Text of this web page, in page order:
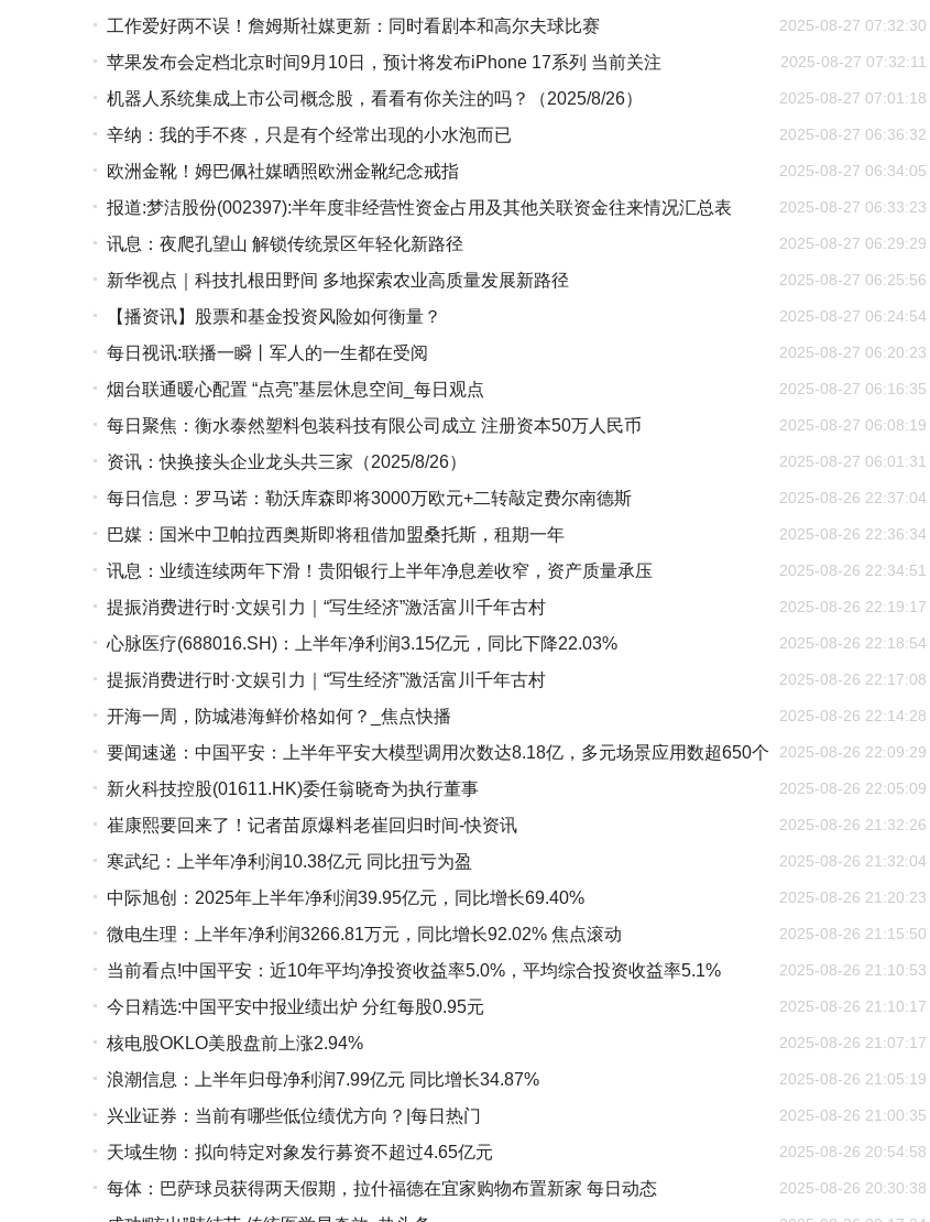
2025-08-27 07:32:30
工作爱好两不误！詹姆斯社媒更新：同时看剧本和高尔夫球比赛
2025-08-27 07:32:11
苹果发布会定档北京时间9月10日，预计将发布iPhone 17系列 当前关注
2025-08-27 07:01:18
机器人系统集成上市公司概念股，看看有你关注的吗？（2025/8/26）
2025-08-27 06:36:32
辛纳：我的手不疼，只是有个经常出现的小水泡而已
2025-08-27 06:34:05
欧洲金靴！姆巴佩社媒晒照欧洲金靴纪念戒指
2025-08-27 06:33:23
报道:梦洁股份(002397):半年度非经营性资金占用及其他关联资金往来情况汇总表
2025-08-27 06:29:29
讯息：夜爬孔望山 解锁传统景区年轻化新路径
2025-08-27 06:25:56
新华视点｜科技扎根田野间 多地探索农业高质量发展新路径
2025-08-27 06:24:54
【播资讯】股票和基金投资风险如何衡量？
2025-08-27 06:20:23
每日视讯:联播一瞬丨军人的一生都在受阅
2025-08-27 06:16:35
烟台联通暖心配置 “点亮”基层休息空间_每日观点
2025-08-27 06:08:19
每日聚焦：衡水泰然塑料包装科技有限公司成立 注册资本50万人民币
2025-08-27 06:01:31
资讯：快换接头企业龙头共三家（2025/8/26）
2025-08-26 22:37:04
每日信息：罗马诺：勒沃库森即将3000万欧元+二转敲定费尔南德斯
2025-08-26 22:36:34
巴媒：国米中卫帕拉西奥斯即将租借加盟桑托斯，租期一年
2025-08-26 22:34:51
讯息：业绩连续两年下滑！贵阳银行上半年净息差收窄，资产质量承压
2025-08-26 22:19:17
提振消费进行时·文娱引力｜“写生经济”激活富川千年古村
2025-08-26 22:18:54
心脉医疗(688016.SH)：上半年净利润3.15亿元，同比下降22.03%
2025-08-26 22:17:08
提振消费进行时·文娱引力｜“写生经济”激活富川千年古村
2025-08-26 22:14:28
开海一周，防城港海鲜价格如何？_焦点快播
2025-08-26 22:09:29
要闻速递：中国平安：上半年平安大模型调用次数达8.18亿，多元场景应用数超650个
2025-08-26 22:05:09
新火科技控股(01611.HK)委任翁晓奇为执行董事
2025-08-26 21:32:26
崔康熙要回来了！记者苗原爆料老崔回归时间-快资讯
2025-08-26 21:32:04
寒武纪：上半年净利润10.38亿元 同比扭亏为盈
2025-08-26 21:20:23
中际旭创：2025年上半年净利润39.95亿元，同比增长69.40%
2025-08-26 21:15:50
微电生理：上半年净利润3266.81万元，同比增长92.02% 焦点滚动
2025-08-26 21:10:53
当前看点!中国平安：近10年平均净投资收益率5.0%，平均综合投资收益率5.1%
2025-08-26 21:10:17
今日精选:中国平安中报业绩出炉 分红每股0.95元
2025-08-26 21:07:17
核电股OKLO美股盘前上涨2.94%
2025-08-26 21:05:19
浪潮信息：上半年归母净利润7.99亿元 同比增长34.87%
2025-08-26 21:00:35
兴业证券：当前有哪些低位绩优方向？|每日热门
2025-08-26 20:54:58
天域生物：拟向特定对象发行募资不超过4.65亿元
2025-08-26 20:30:38
每体：巴萨球员获得两天假期，拉什福德在宜家购物布置新家 每日动态